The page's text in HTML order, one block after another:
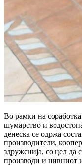
Во рамки на
шумарство и
денеска се одржа
производители,
здруженија, со цел да
производи и нивниот